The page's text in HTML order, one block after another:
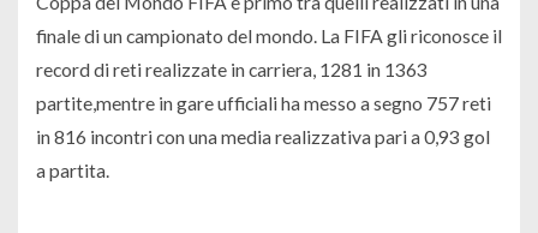
finale di un campionato del mondo. La FIFA gli riconosce il
record di reti realizzate in carriera, 1281 in 1363
partite,mentre in gare ufficiali ha messo a segno 757 reti
in 816 incontri con una media realizzativa pari a 0,93 gol
a partita.